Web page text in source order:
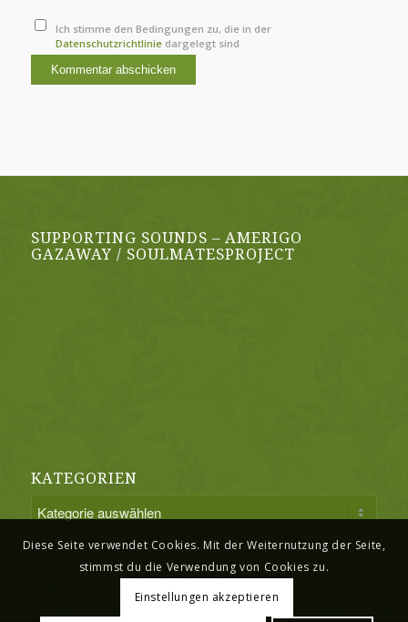
Ich stimme den Bedingungen zu, die in der
Datenschutzrichtlinie dargelegt sind
SUPPORTING SOUNDS – AMERIGO
GAZAWAY / SOULMATESPROJECT
KATEGORIEN
Kategorien
Diese Seite verwendet Cookies. Mit der Weiternutzung der Seite,
stimmst du die Verwendung von Cookies zu.
Einstellungen akzeptieren